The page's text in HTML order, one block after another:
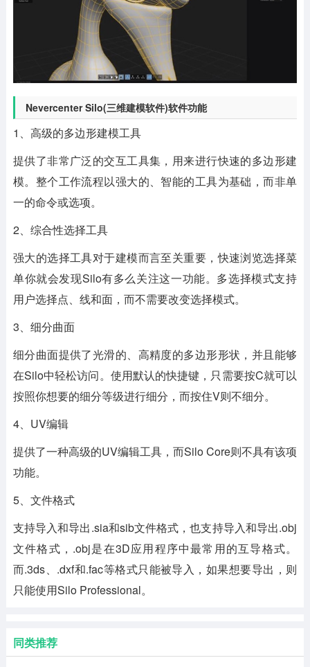
Nevercenter Silo(三维建模软件)软件功能
1、高级的多边形建模工具
提供了非常广泛的交互工具集，用来进行快速的多边形建
模。整个工作流程以强大的、智能的工具为基础，而非单
一的命令或选项。
2、综合性选择工具
强大的选择工具对于建模而言至关重要，快速浏览选择菜
单你就会发现Silo有多么关注这一功能。多选择模式支持
用户选择点、线和面，而不需要改变选择模式。
3、细分曲面
细分曲面提供了光滑的、高精度的多边形形状，并且能够
在Silo中轻松访问。使用默认的快捷键，只需要按C就可以
按照你想要的细分等级进行细分，而按住V则不细分。
4、UV编辑
提供了一种高级的UV编辑工具，而Silo Core则不具有该项
功能。
5、文件格式
支持导入和导出.sia和sib文件格式，也支持导入和导出.obj
文件格式，.obj是在3D应用程序中最常用的互导格式。
而.3ds、.dxf和.fac等格式只能被导入，如果想要导出，则
只能使用Silo Professional。
同类推荐